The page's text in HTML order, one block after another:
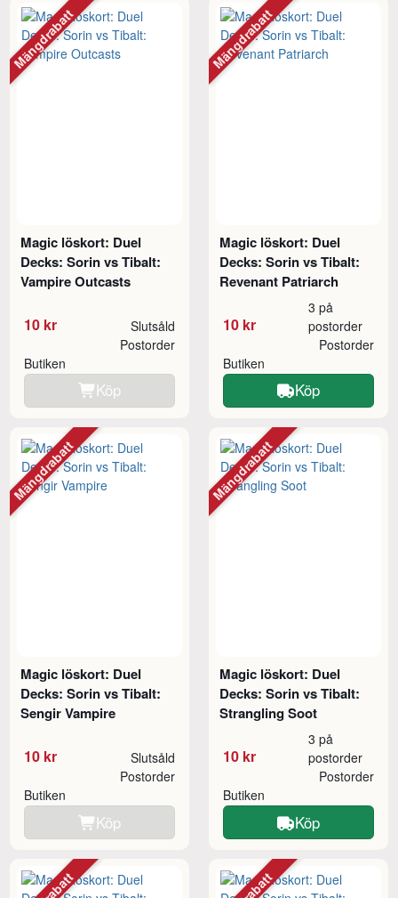
Magic löskort: Duel
Decks: Sorin vs Tibalt:
Vampire Outcasts
10 kr Slutsåld
Butiken
Postorder
Köp
Mängdrabatt
Magic löskort: Duel
Decks: Sorin vs Tibalt:
Revenant Patriarch
10 kr
3 på
postorder
Butiken
Postorder
Köp
Mängdrabatt
Magic löskort: Duel
Decks: Sorin vs Tibalt:
Sengir Vampire
10 kr Slutsåld
Butiken
Postorder
Köp
Mängdrabatt
Magic löskort: Duel
Decks: Sorin vs Tibalt:
Strangling Soot
10 kr
3 på
postorder
Butiken
Postorder
Köp
Mängdrabatt